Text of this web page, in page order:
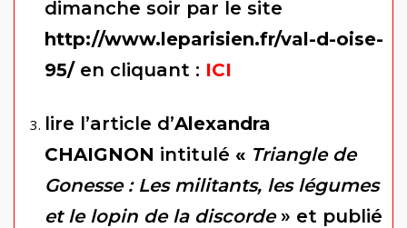
dimanche soir par le site
http://www.leparisien.fr/val-d-oise-
95/en cliquant : ICI
lire l’article d’Alexandra
CHAIGNON intitulé « Triangle de
Gonesse : Les militants, les légumes
et le lopin de la discorde» et publié